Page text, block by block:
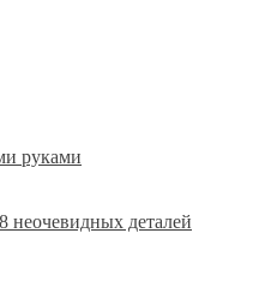
руками
неочевидных деталей